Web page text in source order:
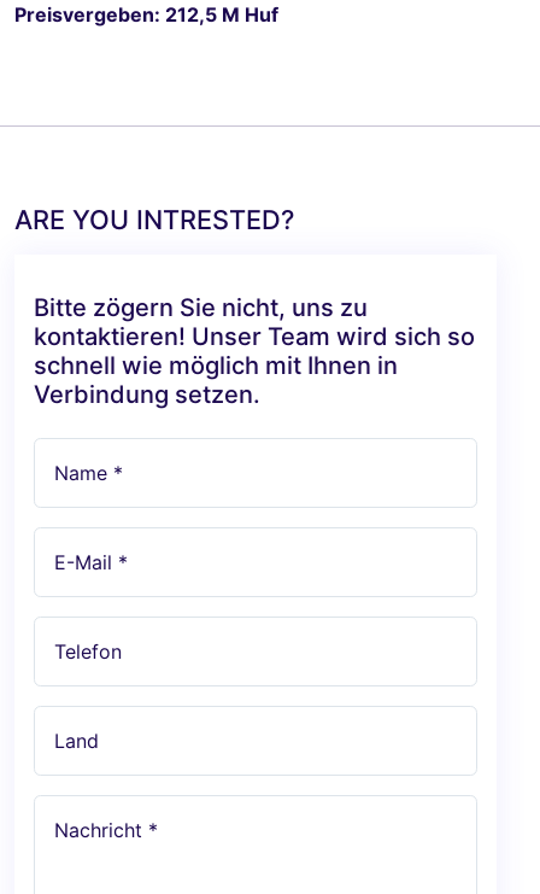
Preisvergeben: 212,5 M Huf
ARE YOU INTRESTED?
Bitte zögern Sie nicht, uns zu
kontaktieren! Unser Team wird sich so
schnell wie möglich mit Ihnen in
Verbindung setzen.
Name *
E-Mail *
Telefon
Land
Nachricht *